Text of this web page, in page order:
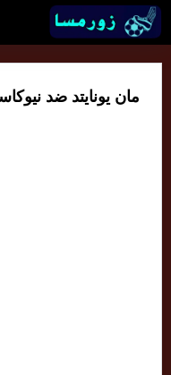
مان يونايتد ضد نيوكاسل